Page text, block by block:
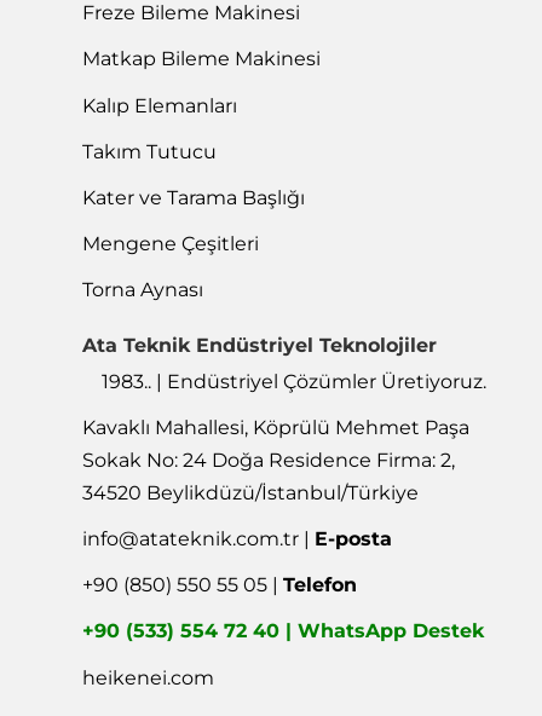
Freze Bileme Makinesi
Matkap Bileme Makinesi
Kalıp Elemanları
Takım Tutucu
Kater ve Tarama Başlığı
Mengene Çeşitleri
Torna Aynası
Ata Teknik Endüstriyel Teknolojiler
1983.. | Endüstriyel Çözümler Üretiyoruz.
Kavaklı Mahallesi, Köprülü Mehmet Paşa
Sokak No: 24 Doğa Residence Firma: 2,
34520 Beylikdüzü/İstanbul/Türkiye
info@atateknik.com.tr | E-posta
+90 (850) 550 55 05 |Telefon
+90 (533) 554 72 40 | WhatsApp Destek
heikenei.com